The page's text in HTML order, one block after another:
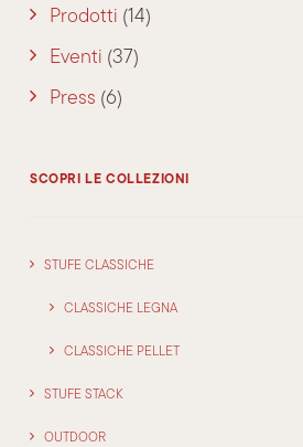
Prodotti (14)
Eventi (37)
Press (6)
SCOPRI LE COLLEZIONI
STUFE CLASSICHE
CLASSICHE LEGNA
CLASSICHE PELLET
STUFE STACK
OUTDOOR